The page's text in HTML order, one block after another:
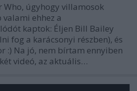
Who, úgyhogy villamosok
ehhez a
kaptok: Éljen Bill Bailey
fog a karácsonyi részben), és
:) Na jó, nem bírtam ennyiben
videó, az aktuális…